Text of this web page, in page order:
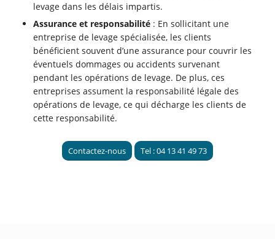
levage dans les délais impartis.
Assurance et responsabilité : En sollicitant une
entreprise de levage spécialisée, les clients
bénéficient souvent d’une assurance pour couvrir les
éventuels dommages ou accidents survenant
pendant les opérations de levage. De plus, ces
entreprises assument la responsabilité légale des
opérations de levage, ce qui décharge les clients de
cette responsabilité.
Contactez-nous Tel : 04 13 41 49 73